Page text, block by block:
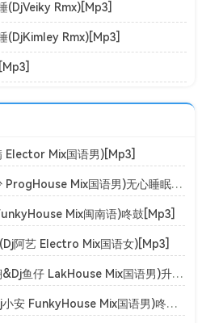
(DjVeiky Rmx)[Mp3]
(DjKimley Rmx)[Mp3]
Elector Mix国语男)[Mp3]
张震岳 - 迷途羔羊(Dj军少 ProgHouse Mix国语男)无心睡眠鼓v2[Mp3]
Mix闽南语)咚鼓[Mp3]
阿艺 Electro Mix国语女)[Mp3]
林俊杰 - 江南(Dj机长云翔&Dj鱼仔 LakHouse Mix国语男)升级版[Mp3]
周杰伦 - 我是如此相信(Dj小安 FunkyHouse Mix国语男)咚鼓[Mp3]